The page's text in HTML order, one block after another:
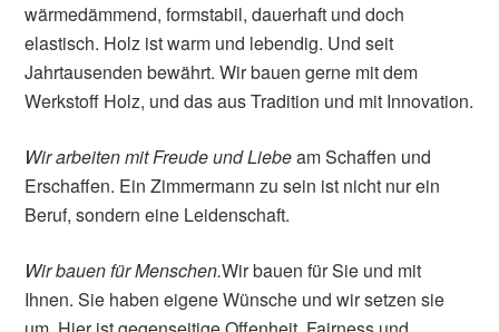
wärmedämmend, formstabil, dauerhaft und doch
elastisch. Holz ist warm und lebendig. Und seit
Jahrtausenden bewährt. Wir bauen gerne mit dem
Werkstoff Holz, und das aus Tradition und mit Innovation.
Wir arbeiten mit Freude und Liebeam Schaffen und
Erschaffen. Ein Zimmermann zu sein ist nicht nur ein
Beruf, sondern eine Leidenschaft.
Wir bauen für Menschen.Wir bauen für Sie und mit
Ihnen. Sie haben eigene Wünsche und wir setzen sie